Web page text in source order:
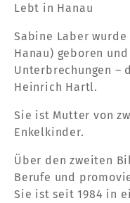
Lebt in Hanau
Sabine Laber wurde
Hanau) geboren
Unterbrechungen –
Heinrich Hartl.
Sie ist Mutter von
Enkelkinder.
Über den zweiten
Berufe und
Sie ist seit 1984 in